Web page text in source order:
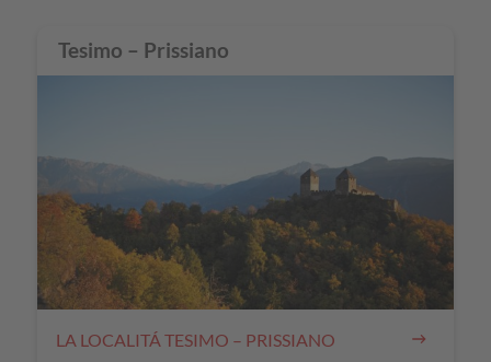
Tesimo – Prissiano
LA LOCALITÁ TESIMO – PRISSIANO